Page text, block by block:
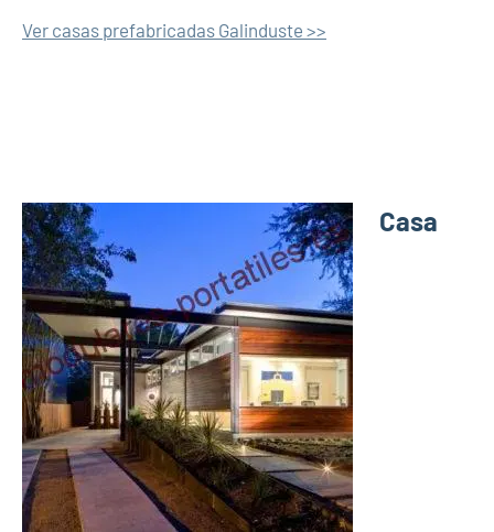
Ver casas prefabricadas Galinduste >>
Casa